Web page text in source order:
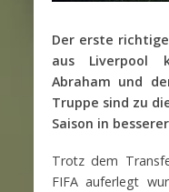
Der erste
aus Liverpool
Abraham und
Truppe sind zu
Saison in
Trotz dem
FIFA auferlegt